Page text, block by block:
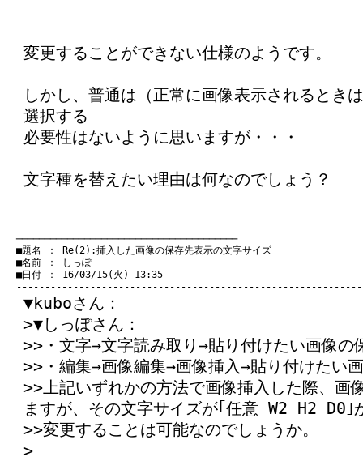
変更することができない仕様のようです。
しかし、普通は（正常に画像表示されるとき
選択する
必要性はないように思いますが・・・
文字種を替えたい理由は何なのでしょう？
───────────────────────────────────────
■題名 ： Re(2):挿入した画像の保存先表示の文字サイズ
■名前 ： しっぽ
■日付 ： 16/03/15(火) 13:35
▼kuboさん：
>▼しっぽさん：
>>・文字→文字読み取り→貼り付けたい画像の
>>・編集→画像編集→画像挿入→貼り付けたい
>>上記いずれかの方法で画像挿入した際、画
ますが、その文字サイズが｢任意 W2 H2 D0｣
>>変更することは可能なのでしょうか。
>